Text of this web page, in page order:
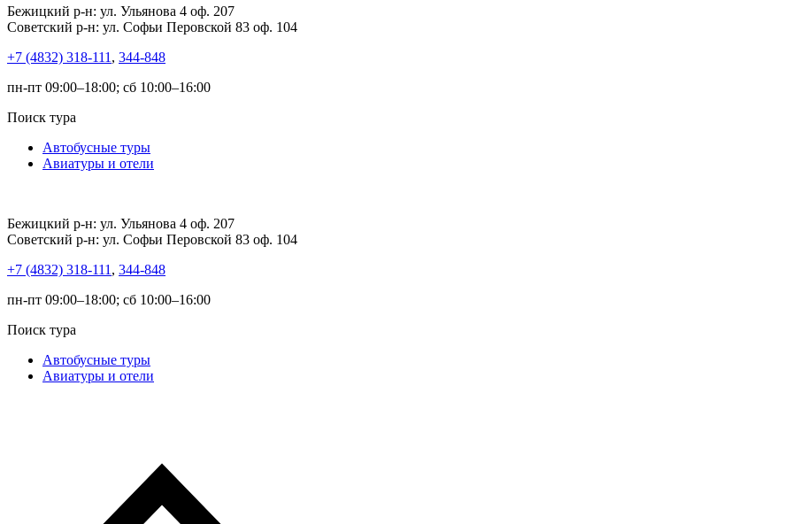
Бежицкий р-н: ул. Ульянова 4 оф. 207
Советский р-н: ул. Софьи Перовской 83 оф. 104
+7 (4832) 318-111 , 344-848
пн-пт 09:00–18:00; сб 10:00–16:00
Поиск тура
Автобусные туры
Авиатуры и отели
Бежицкий р-н: ул. Ульянова 4 оф. 207
Советский р-н: ул. Софьи Перовской 83 оф. 104
+7 (4832) 318-111 , 344-848
пн-пт 09:00–18:00; сб 10:00–16:00
Поиск тура
Автобусные туры
Авиатуры и отели